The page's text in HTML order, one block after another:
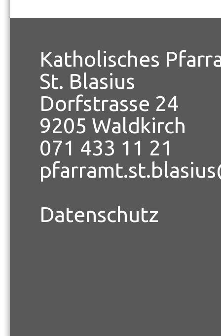
Katholisches
St. Blasius
Dorfstrasse 24
9205 Waldkirch
071 433 11 21
Datenschutz